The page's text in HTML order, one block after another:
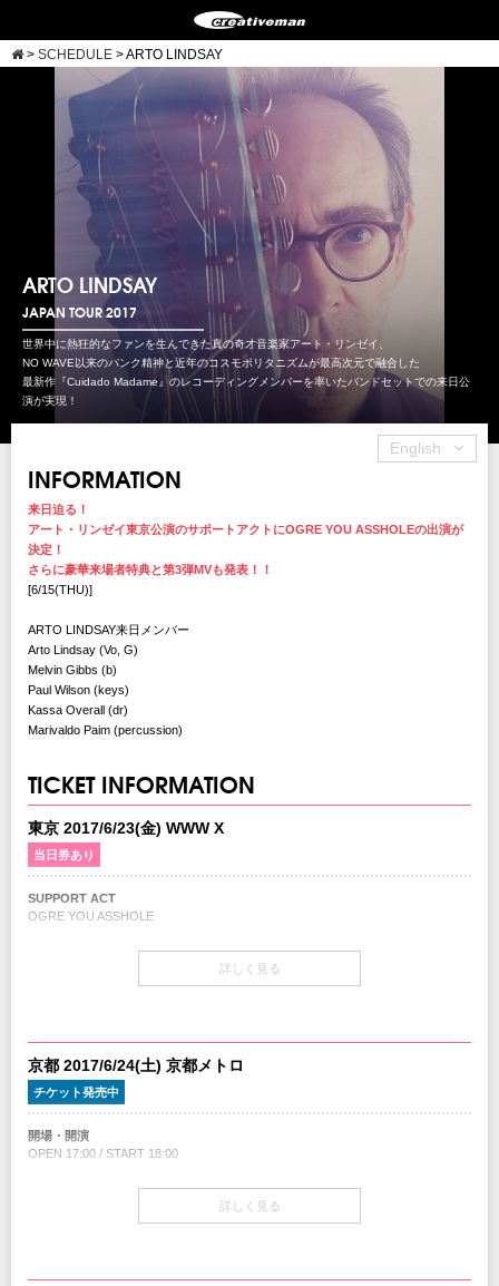
> SCHEDULE >ARTO LINDSAY
ARTO LINDSAY
JAPAN TOUR 2017
世界中に熱狂的なファンを生んできた真の奇才音楽家アート・リンゼイ、
NO WAVE以来のパンク精神と近年のコスモポリタニズムが最高次元で融合した
最新作『Cuidado Madame』のレコーディングメンバーを率いたバンドセットでの来日公
演が実現！
English
INFORMATION
来日迫る！
アート・リンゼイ東京公演のサポートアクトにOGRE YOU ASSHOLEの出演が
決定！
さらに豪華来場者特典と第3弾MVも発表！！
[6/15(THU)]
ARTO LINDSAY来日メンバー
Arto Lindsay (Vo, G)
Melvin Gibbs (b)
Paul Wilson (keys)
Kassa Overall (dr)
Marivaldo Paim (percussion)
TICKET INFORMATION
東京 2017/6/23(金) WWW X
当日券あり
SUPPORT ACT
OGRE YOU ASSHOLE
18:30～会場当日券売場にて販売
￥8,500-(税込/All Standing/1Drink別)
チケット
￥8,000-(税込/All Standing/1Drink別)
チケット発売日
ローソンチケット：0570-084-003 Lコード：75186
詳しく見る
京都 2017/6/24(土) 京都メトロ
チケット発売中
開場・開演
OPEN 17:00 / START 18:00
￥8,000-(税込/All standing/1Drink別)
4/8(土)10:00am～
詳しく見る